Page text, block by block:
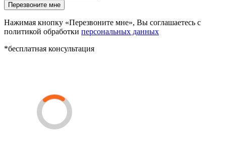
Перезвоните мне
Нажимая кнопку «Перезвоните мне», Вы соглашаетесь с
политикой обработки персональных данных
*бесплатная консультация